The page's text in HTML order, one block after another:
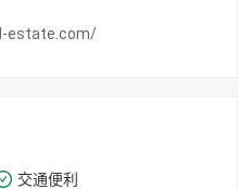
estate.com/
交通便利